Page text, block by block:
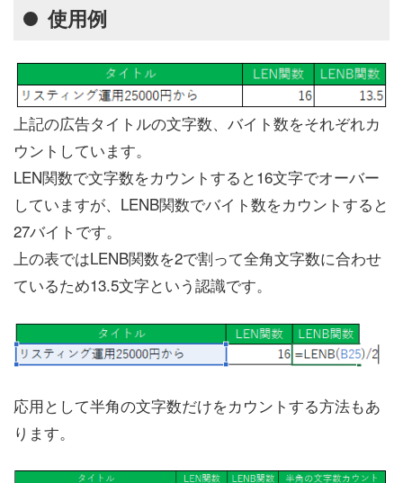
使用例
上記の広告タイトルの文字数、バイト数をそれぞれカ
ウントしています。
LEN関数で文字数をカウントすると16文字でオーバー
していますが、LENB関数でバイト数をカウントすると
27バイトです。
上の表ではLENB関数を2で割って全角文字数に合わせ
ているため13.5文字という認識です。
応用として半角の文字数だけをカウントする方法もあ
ります。